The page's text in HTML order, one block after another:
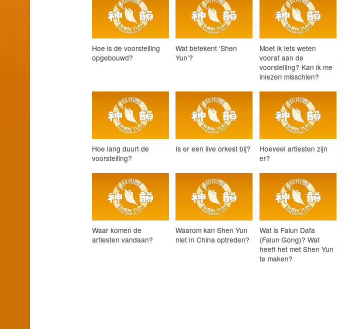
Hoe is de voorstelling
opgebouwd?
Wat betekent ‘Shen
Yun’?
Moet ik iets weten
vooraf aan de
voorstelling? Kan ik me
inlezen misschien?
Hoe lang duurt de
voorstelling?
Is er een live orkest bij?
Hoeveel artiesten zijn
er?
Waar komen de
artiesten vandaan?
Waarom kan Shen Yun
niet in China optreden?
Wat is Falun Dafa
(Falun Gong)? Wat
heeft het met Shen Yun
te maken?